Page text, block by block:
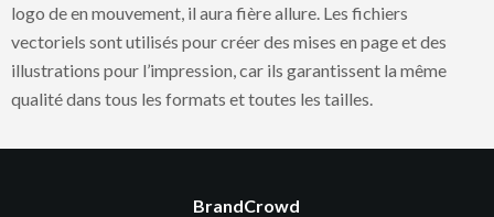
logo de en mouvement, il aura fière allure. Les fichiers
vectoriels sont utilisés pour créer des mises en page et des
illustrations pour l’impression, car ils garantissent la même
qualité dans tous les formats et toutes les tailles.
BrandCrowd